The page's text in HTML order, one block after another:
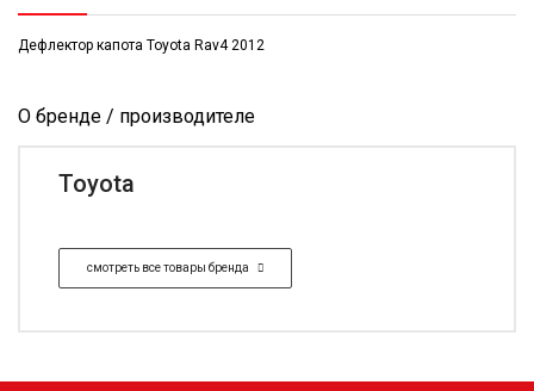
Дефлектор капота Toyota Rav4 2012
О бренде / производителе
Toyota
смотреть все товары бренда